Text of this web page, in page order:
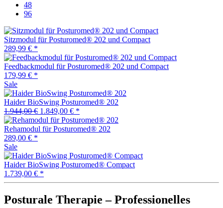
48
96
Sitzmodul für Posturomed® 202 und Compact
289,99 € *
Feedbackmodul für Posturomed® 202 und Compact
179,99 € *
Sale
Haider BioSwing Posturomed® 202
1.944,00 € 1.849,00 € *
Rehamodul für Posturomed® 202
289,00 € *
Sale
Haider BioSwing Posturomed® Compact
1.739,00 € *
Posturale Therapie – Professionelles